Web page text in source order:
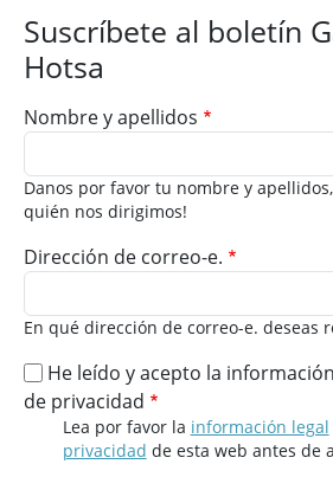
Suscríbete al boletín
Hotsa
Nombre y apellidos
Danos por favor tu nombre y
quién nos dirigimos!
Dirección de correo-e.
En qué dirección de correo-e. deseas
He leído y acepto la
de privacidad
Lea por favor la información legal
privacidad de esta web antes de